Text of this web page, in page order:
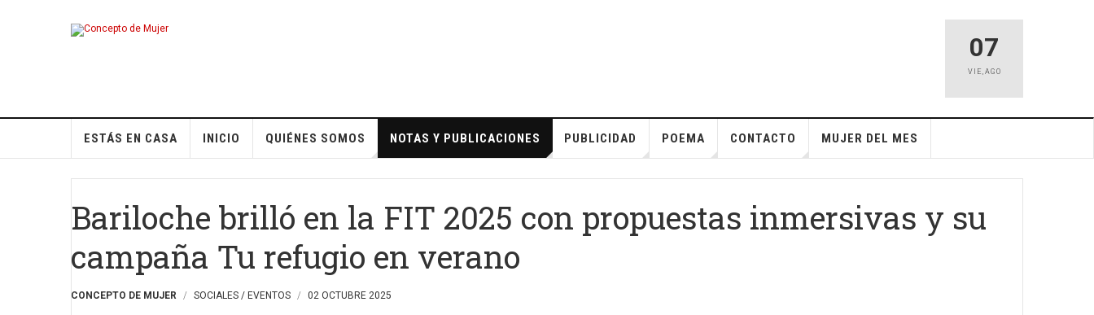
07
VIE , AGO
ESTÁS EN CASA INICIO QUIÉNES SOMOS NOTAS Y PUBLICACIONES PUBLICIDAD POEMA CONTACTO MUJER DEL MES
Bariloche brilló en la FIT 2025 con propuestas inmersivas y su
campaña Tu refugio en verano
CONCEPTO DE MUJER SOCIALES / EVENTOS 02 OCTUBRE 2025